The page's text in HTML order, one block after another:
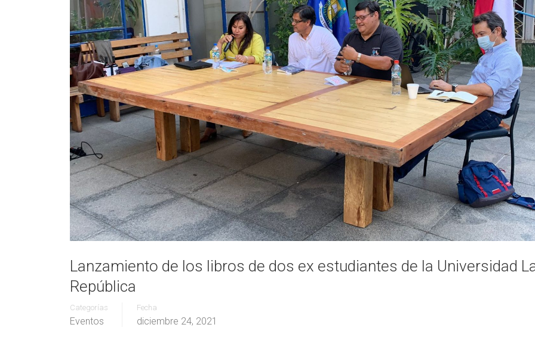
Lanzamiento de los libros de dos ex estudiantes de la Universidad
República
Categorías
Eventos
Fecha
diciembre 24, 2021